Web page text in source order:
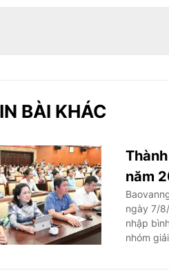
BÀI KHÁC
năm
ngày 7/
nhập
nhóm